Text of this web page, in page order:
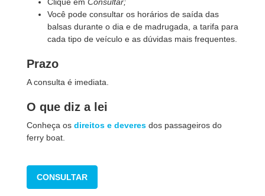
Você pode consultar os horários de saída das
balsas durante o dia e de madrugada, a tarifa para
cada tipo de veículo e as dúvidas mais frequentes.
Prazo
A consulta é imediata.
O que diz a lei
Conheça os direitos e deveres dos passageiros do
ferry boat.
CONSULTAR